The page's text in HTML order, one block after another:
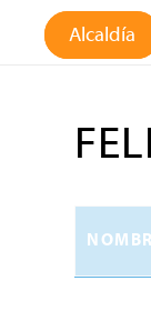
Alcaldía